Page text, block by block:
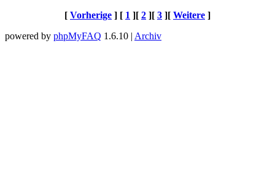
[ Vorherige ] [ 1 ][ 2 ][ 3 ][ Weitere ]
powered by phpMyFAQ 1.6.10 | Archiv